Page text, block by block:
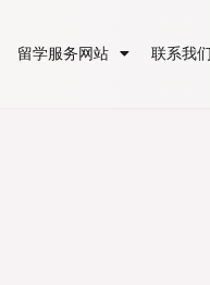
留学服务网站 联系我们